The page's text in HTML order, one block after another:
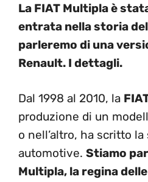
La FIAT Multipla è
entrata nella storia
parleremo di una
Renault. I dettagli.
Dal 1998 al 2010, la
produzione di un
o nell’altro, ha scritto
automotive. Stiamo
Multipla, la regina